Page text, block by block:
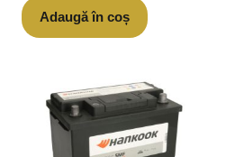
Adaugă în coș